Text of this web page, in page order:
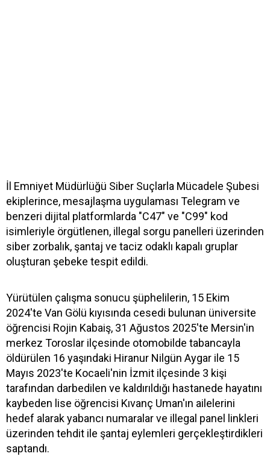
İl Emniyet Müdürlüğü Siber Suçlarla Mücadele Şubesi
ekiplerince, mesajlaşma uygulaması Telegram ve
benzeri dijital platformlarda "C47" ve "C99" kod
isimleriyle örgütlenen, illegal sorgu panelleri üzerinden
siber zorbalık, şantaj ve taciz odaklı kapalı gruplar
oluşturan şebeke tespit edildi.
Yürütülen çalışma sonucu şüphelilerin, 15 Ekim
2024'te Van Gölü kıyısında cesedi bulunan üniversite
öğrencisi Rojin Kabaiş, 31 Ağustos 2025'te Mersin'in
merkez Toroslar ilçesinde otomobilde tabancayla
öldürülen 16 yaşındaki Hiranur Nilgün Aygar ile 15
Mayıs 2023'te Kocaeli'nin İzmit ilçesinde 3 kişi
tarafından darbedilen ve kaldırıldığı hastanede hayatını
kaybeden lise öğrencisi Kıvanç Uman'ın ailelerini
hedef alarak yabancı numaralar ve illegal panel linkleri
üzerinden tehdit ile şantaj eylemleri gerçekleştirdikleri
saptandı.